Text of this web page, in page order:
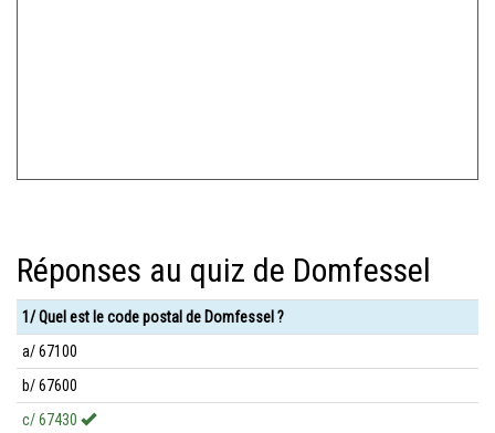
Réponses au quiz de Domfessel
1/ Quel est le code postal de Domfessel ?
a/ 67100
b/ 67600
c/ 67430